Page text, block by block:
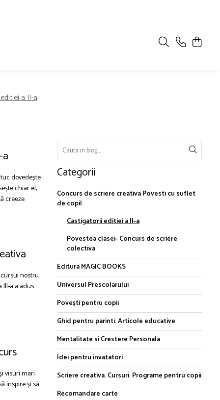
a II-a
dovedește
chiar el,
creeze
nostru
a a adus
visuri mari
inspire și să
Categorii
Concurs de scriere creativa Povesti cu suflet
de copil
Castigatorii editiei a II-a
Povestea clasei- Concurs de scriere
colectiva
Editura MAGIC BOOKS
Universul Prescolarului
Povești pentru copii
Ghid pentru parinti. Articole educative
Mentalitate si Crestere Personala
Idei pentru invatatori
Scriere creativa. Cursuri. Programe pentru copii
Recomandare carte